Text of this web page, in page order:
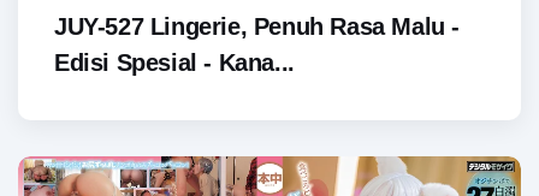
JUY-527 Lingerie, Penuh Rasa Malu -
Edisi Spesial - Kana...